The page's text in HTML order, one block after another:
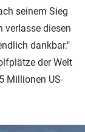
seinem Sieg
verlasse diesen
dankbar."
der Welt
Millionen US-